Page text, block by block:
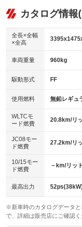
リフトアップ
：装備なし
：装備なし
パワーウィンドウ
アイドリングストップ
：装備あり
USB入力端子
：装備あり
100V電源
：装備なし
センターデフロック
：装備なし
電動格納ミラー
：装備あり
ビジュアル：-／DVD
：装備あり
：装備なし
革シート
キーレス
HID(キセノンライト)
：装備なし
バックカメラ
：装備あり
エアロ
：装備なし
：装備なし
パワーシート
ベンチシート
：装備あり
チップアップシート
：装備なし
：装備なし
ウォークスルー
：装備なし
カタログ情報
全長×全幅
×全高
車両重量 960kg
駆動形式 FF
使用燃料 無鉛レギュ
WLTCモ
ード燃費
20.8km/リ
JC08モー
ド燃費
27.2km/リ
10/15モー
ド燃費
－km/リッ
最高出力
※新車時のカタログデータ
で、詳細は販売店にご確認く